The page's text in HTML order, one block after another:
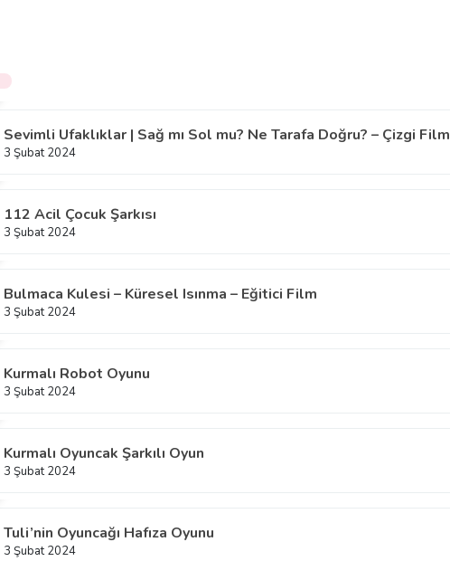
Sevimli Ufaklıklar | Sağ mı Sol mu? Ne Tarafa Doğru? – Çizgi Film
3 Şubat 2024
112 Acil Çocuk Şarkısı
3 Şubat 2024
Bulmaca Kulesi – Küresel Isınma – Eğitici Film
3 Şubat 2024
Kurmalı Robot Oyunu
3 Şubat 2024
Kurmalı Oyuncak Şarkılı Oyun
3 Şubat 2024
Tuli’nin Oyuncağı Hafıza Oyunu
3 Şubat 2024